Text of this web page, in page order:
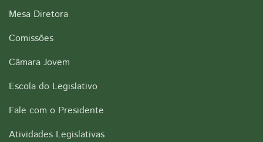
Mesa Diretora
Comissões
Câmara Jovem
Escola do Legislativo
Fale com o Presidente
Atividades Legislativas